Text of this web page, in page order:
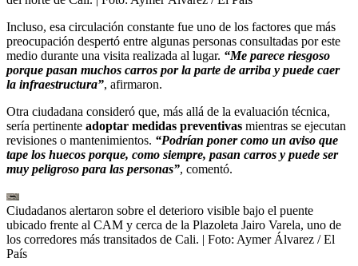
Incluso, esa circulación constante fue uno de los factores que más
preocupación despertó entre algunas personas consultadas por este
medio durante una visita realizada al lugar. “Me parece riesgoso
porque pasan muchos carros por la parte de arriba y puede caer
la infraestructura”, afirmaron.
Otra ciudadana consideró que, más allá de la evaluación técnica,
sería pertinente adoptar medidas preventivas mientras se ejecutan
revisiones o mantenimientos. “Podrían poner como un aviso que
tape los huecos porque, como siempre, pasan carros y puede ser
muy peligroso para las personas”, comentó.
Ciudadanos alertaron sobre el deterioro visible bajo el puente
ubicado frente al CAM y cerca de la Plazoleta Jairo Varela, uno de
los corredores más transitados de Cali. | Foto: Aymer Álvarez / El
País